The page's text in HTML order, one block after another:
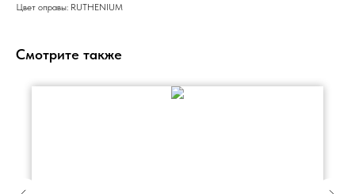
Цвет оправы: RUTHENIUM
Смотрите также